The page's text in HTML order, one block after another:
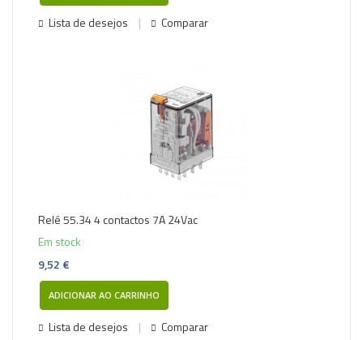
Lista de desejos Comparar
Relé 55.34 4 contactos 7A 24Vac
Em stock
9,52 €
ADICIONAR AO CARRINHO
Lista de desejos Comparar